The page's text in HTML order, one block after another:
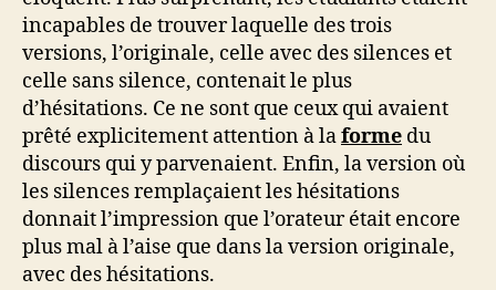
incapables de trouver laquelle des trois
versions, l’originale, celle avec des silences et
celle sans silence, contenait le plus
d’hésitations. Ce ne sont que ceux qui avaient
prêté explicitement attention à laforme du
discours qui y parvenaient. Enfin, la version où
les silences remplaçaient les hésitations
donnait l’impression que l’orateur était encore
plus mal à l’aise que dans la version originale,
avec des hésitations.